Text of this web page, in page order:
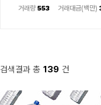
거래량553 거래대금(백만)
검색결과 총 139 건